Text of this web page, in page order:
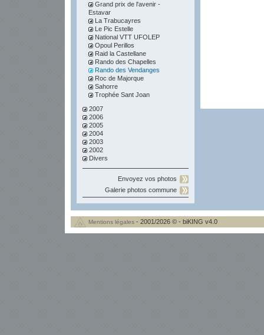
Grand prix de l'avenir -
Estavar
La Trabucayres
Le Pic Estelle
National VTT UFOLEP
Opoul Perillos
Raid la Castellane
Rando des Chapelles
Rando des Vendanges
Roc de Majorque
Sahorre
Trophée Sant Joan
2007
2006
2005
2004
2003
2002
Divers
Envoyez vos photos
Galerie photos commune
Mentions légales - 2001/2026 © - biKING v4.0